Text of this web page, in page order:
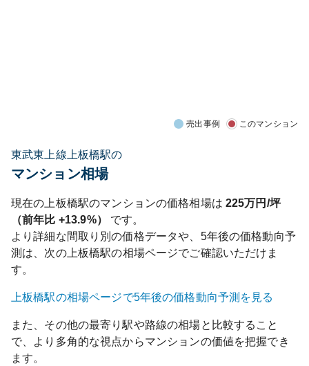
売出事例 このマンション
東武東上線上板橋駅の
マンション相場
現在の 上板橋駅のマンションの価格相場は 225万円/坪
（前年比 +13.9%）
です。
より詳細な間取り別の価格データや、5年後の価格動向予
測は、次の上板橋駅の相場ページでご確認いただけま
す。
上板橋駅の相場ページで5年後の価格動向予測を見る
また、その他の最寄り駅や路線の相場と比較すること
で、より多角的な視点からマンションの価値を把握でき
ます。